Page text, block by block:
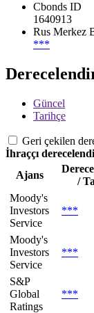
Cbonds ID
1640913
Rus Merkez
***
Güncel
Tarihçe
Geri çekilen
İhraççı
Ajans
/
Moody's
Investors
Service
***
Moody's
Investors
Service
***
S&P
Global
Ratings
***